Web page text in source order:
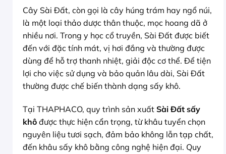
Cây Sài Đất, còn gọi là cây húng trám hay ngổ núi,
là một loại thảo dược thân thuộc, mọc hoang dã ở
nhiều nơi. Trong y học cổ truyền, Sài Đất được biết
đến với đặc tính mát, vị hơi đắng và thường được
dùng để hỗ trợ thanh nhiệt, giải độc cơ thể. Để tiện
lợi cho việc sử dụng và bảo quản lâu dài, Sài Đất
thường được chế biến thành dạng sấy khô.
Tại THAPHACO, quy trình sản xuất Sài Đất sấy
khô được thực hiện cẩn trọng, từ khâu tuyển chọn
nguyên liệu tươi sạch, đảm bảo không lẫn tạp chất,
đến khâu sấy khô bằng công nghệ hiện đại. Quy